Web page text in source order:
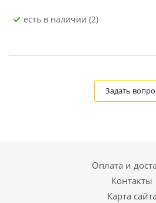
Есть в наличии (2)
Задать
Оплата и
Контакты
Карта сайта